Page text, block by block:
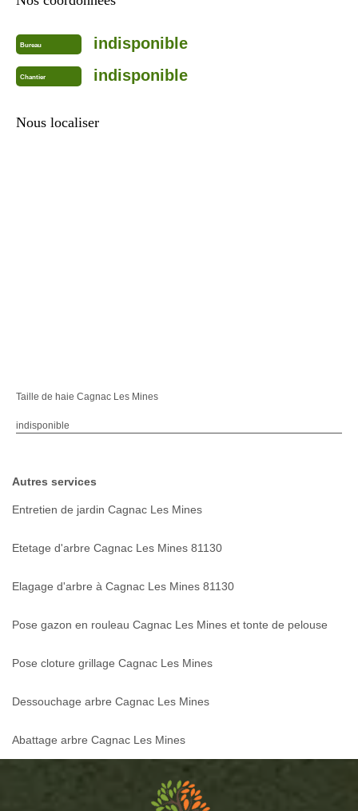
Bureau indisponible
Chantier indisponible
Nous localiser
Taille de haie Cagnac Les Mines
indisponible
Autres services
Entretien de jardin Cagnac Les Mines
Etetage d'arbre Cagnac Les Mines 81130
Elagage d'arbre à Cagnac Les Mines 81130
Pose gazon en rouleau Cagnac Les Mines et tonte de pelouse
Pose cloture grillage Cagnac Les Mines
Dessouchage arbre Cagnac Les Mines
Abattage arbre Cagnac Les Mines